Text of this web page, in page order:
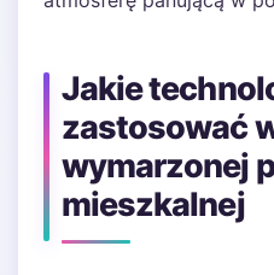
Jakie
zastosować
wymarzonej
mieszkalnej